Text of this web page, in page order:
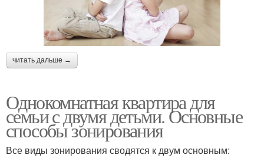
читать дальше →
Однокомнатная квартира для
семьи с двумя детьми. Основные
способы зонирования
Все виды зонирования сводятся к двум основным: